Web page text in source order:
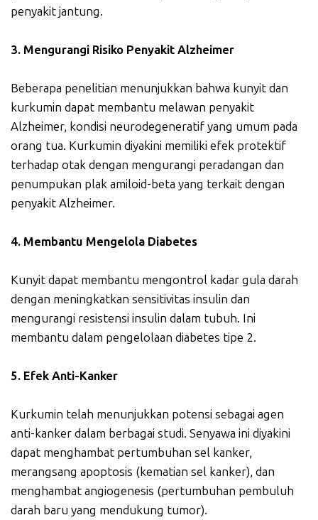
penyakit jantung.
3. Mengurangi Risiko Penyakit Alzheimer
Beberapa penelitian menunjukkan bahwa kunyit dan
kurkumin dapat membantu melawan penyakit
Alzheimer, kondisi neurodegeneratif yang umum pada
orang tua. Kurkumin diyakini memiliki efek protektif
terhadap otak dengan mengurangi peradangan dan
penumpukan plak amiloid-beta yang terkait dengan
penyakit Alzheimer.
4. Membantu Mengelola Diabetes
Kunyit dapat membantu mengontrol kadar gula darah
dengan meningkatkan sensitivitas insulin dan
mengurangi resistensi insulin dalam tubuh. Ini
membantu dalam pengelolaan diabetes tipe 2.
5. Efek Anti-Kanker
Kurkumin telah menunjukkan potensi sebagai agen
anti-kanker dalam berbagai studi. Senyawa ini diyakini
dapat menghambat pertumbuhan sel kanker,
merangsang apoptosis (kematian sel kanker), dan
menghambat angiogenesis (pertumbuhan pembuluh
darah baru yang mendukung tumor).